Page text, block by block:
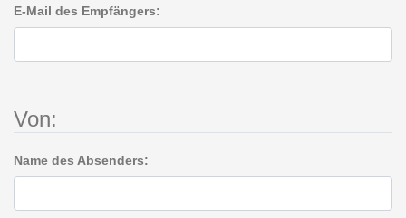
E-Mail des Empfängers:
Von:
Name des Absenders: